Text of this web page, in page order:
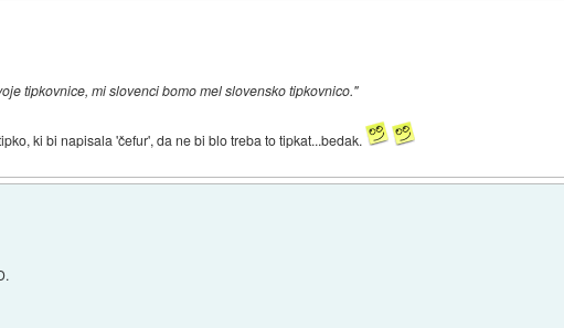
tipkovnice, mi slovenci bomo mel slovensko tipkovnico."
ki bi napisala 'čefur', da ne bi blo treba to tipkat...bedak.